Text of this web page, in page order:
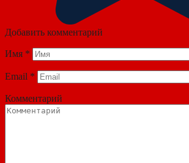
Добавить комментарий
Имя *
Email *
Комментарий